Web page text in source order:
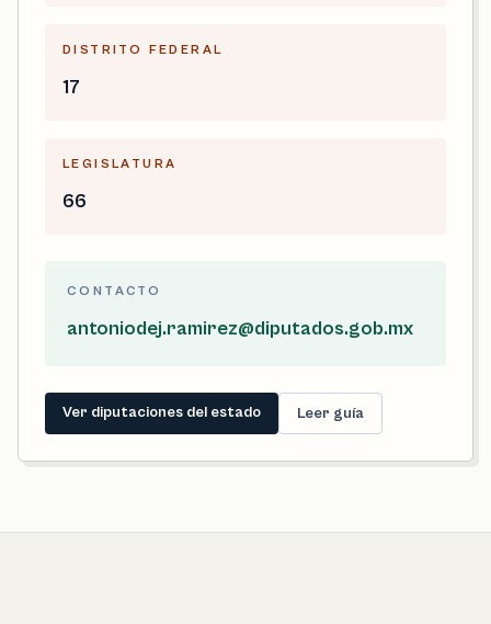
DISTRITO FEDERAL
17
LEGISLATURA
66
CONTACTO
antoniodej.ramirez@diputados.gob.mx
Ver diputaciones del estado Leer guía